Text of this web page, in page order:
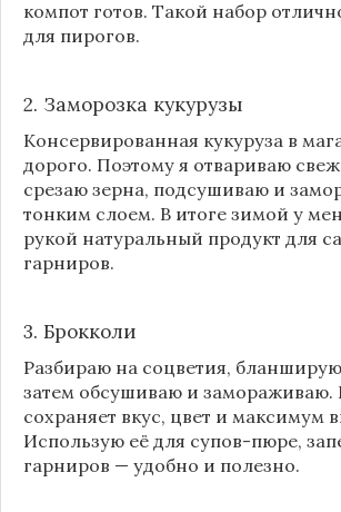
компот готов. Такой набор
для пирогов.
2. Заморозка кукурузы
Консервированная кукуруза в
дорого. Поэтому я отвариваю
срезаю зерна, подсушиваю и
тонким слоем. В итоге зимой у
рукой натуральный продукт для
гарниров.
3. Брокколи
Разбираю на соцветия,
затем обсушиваю и замораживаю.
сохраняет вкус, цвет и максимум
Использую её для супов-пюре,
гарниров — удобно и полезно.